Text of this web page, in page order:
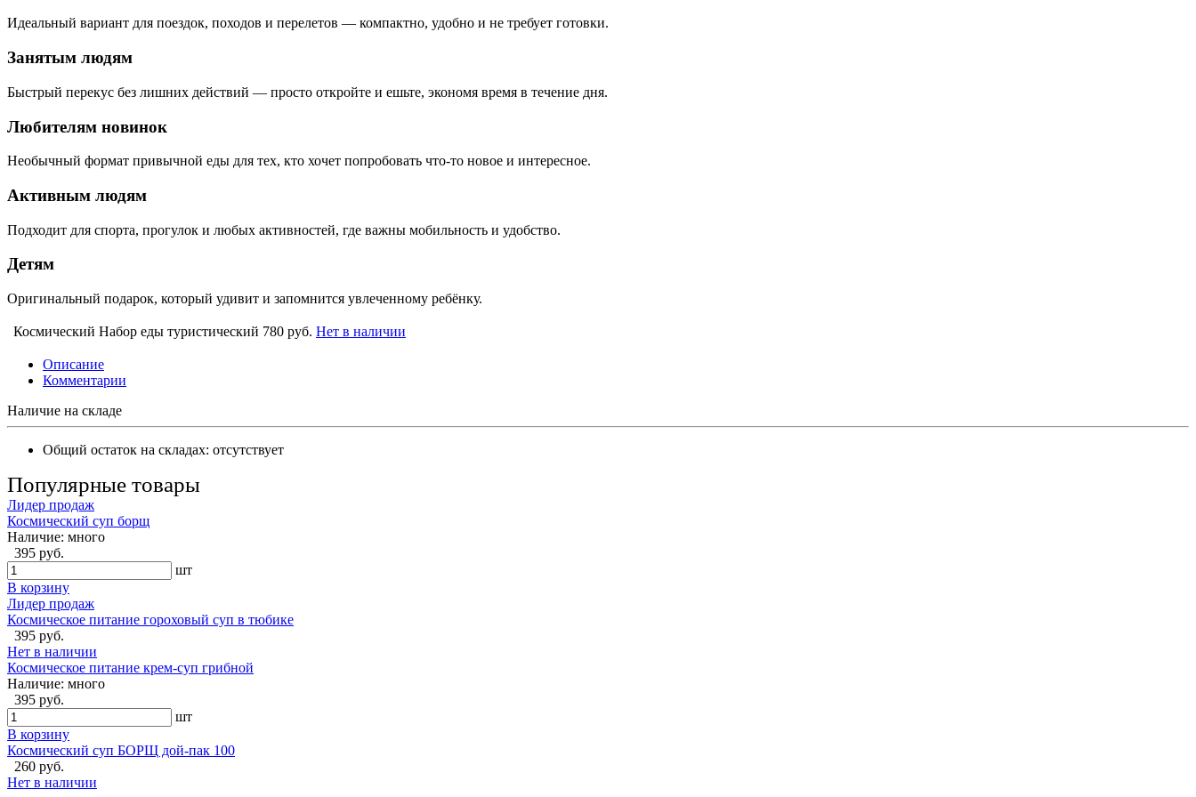
Идеальный вариант для поездок, походов и перелетов — компактно, удобно и не требует готовки.
Занятым людям
Быстрый перекус без лишних действий — просто откройте и ешьте, экономя время в течение дня.
Любителям новинок
Необычный формат привычной еды для тех, кто хочет попробовать что-то новое и интересное.
Активным людям
Подходит для спорта, прогулок и любых активностей, где важны мобильность и удобство.
Детям
Оригинальный подарок, который удивит и запомнится увлеченному ребёнку.
Космический Набор еды туристический 780 руб. Нет в наличии
Описание
Комментарии
Наличие на складе
Общий остаток на складах: отсутствует
Популярные товары
Лидер продаж
Космический суп борщ
Наличие: много
395 руб.
шт
В корзину
Лидер продаж
Космическое питание гороховый суп в тюбике
395 руб.
Нет в наличии
Космическое питание крем-суп грибной
Наличие: много
395 руб.
шт
В корзину
Космический суп БОРЩ дой-пак 100
260 руб.
Нет в наличии